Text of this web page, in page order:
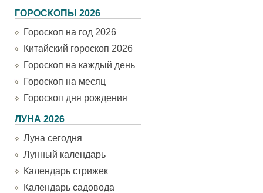
ГОРОСКОПЫ 2026
Гороскоп на год 2026
Китайский гороскоп 2026
Гороскоп на каждый день
Гороскоп на месяц
Гороскоп дня рождения
ЛУНА 2026
Луна сегодня
Лунный календарь
Календарь стрижек
Календарь садовода